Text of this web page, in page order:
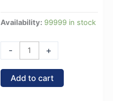
Availability: 99999 in stock
-
GAMDIAS
61L
-
CPU
+
Add to cart